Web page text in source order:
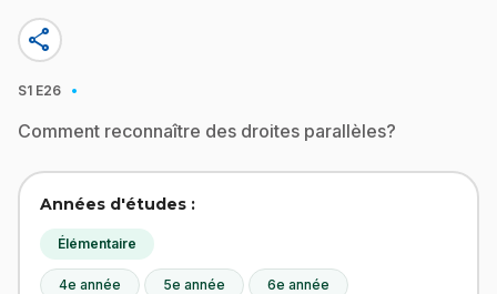
share
S1 E26 ·
Comment reconnaître des droites parallèles?
Années d'études :
Élémentaire
4e année 5e année 6e année